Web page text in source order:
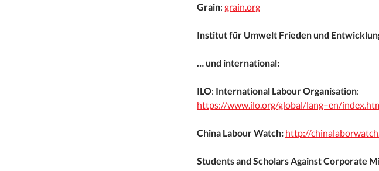
Grain: grain.org
Institut für Umwelt Frieden und
… und international:
ILO: International Labour Organisation:
https://www.ilo.org/global/lang–en/
China Labour Watch: http://
Students and Scholars Against Corporate